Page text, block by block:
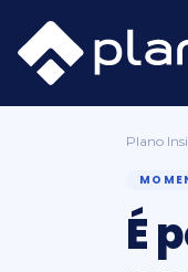
para
conteúdo
Plano
É